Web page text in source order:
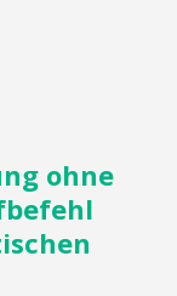
ohne